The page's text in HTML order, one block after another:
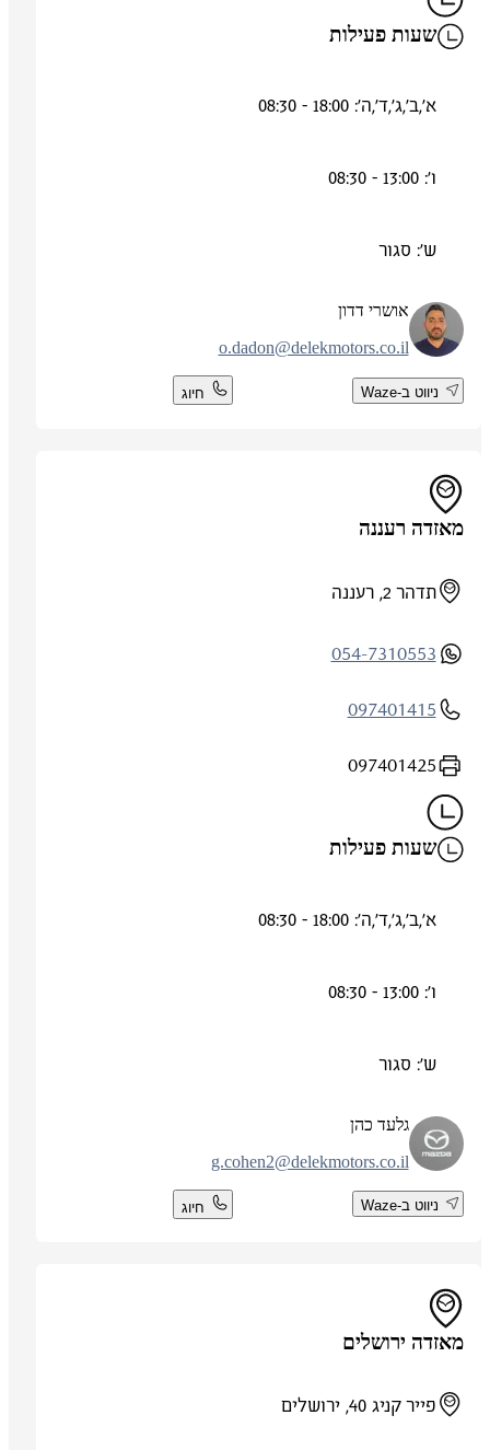
שעות פעילות
א',ב',ג',ד',ה': 18:00 - 08:30
ש': סגור
אושרי דדון
o.dadon@delekmotors.co.il
ניווט ב-Waze חיוג
מאזדה רעננה
תדהר 2, רעננה
054-7310553
097401415
097401425
שעות פעילות
א',ב',ג',ד',ה': 18:00 - 08:30
ש': סגור
גלעד כהן
g.cohen2@delekmotors.co.il
ניווט ב-Waze חיוג
מאזדה ירושלים
פייר קניג 40, ירושלים